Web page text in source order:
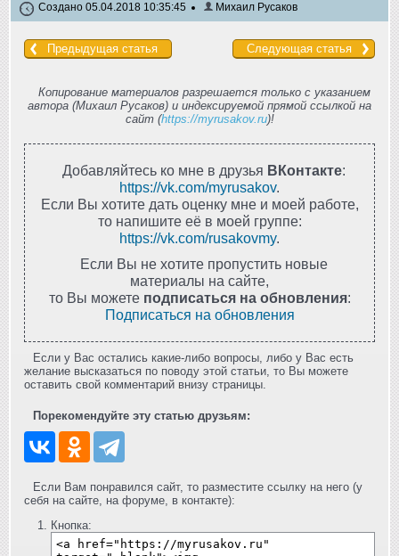
Создано 05.04.2018 10:35:45 Михаил Русаков
Предыдущая статья Следующая статья
Копирование материалов разрешается только с указанием
автора (Михаил Русаков) и индексируемой прямой ссылкой на
сайт (https://myrusakov.ru)!
Добавляйтесь ко мне в друзья ВКонтакте:
https://vk.com/myrusakov.
Если Вы хотите дать оценку мне и моей работе,
то напишите её в моей группе:
https://vk.com/rusakovmy.
Если Вы не хотите пропустить новые
материалы на сайте,
то Вы можете подписаться на обновления:
Подписаться на обновления
Если у Вас остались какие-либо вопросы, либо у Вас есть
желание высказаться по поводу этой статьи, то Вы можете
оставить свой комментарий внизу страницы.
Порекомендуйте эту статью друзьям:
Если Вам понравился сайт, то разместите ссылку на него (у
себя на сайте, на форуме, в контакте):
Кнопка: